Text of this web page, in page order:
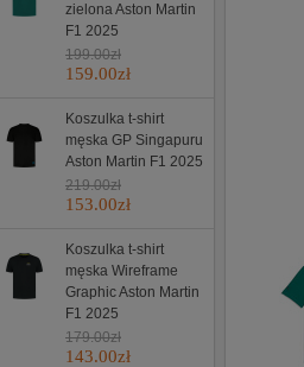
zielona Aston Martin
F1 2025
199.00zł
159.00zł
Koszulka t-shirt
męska GP Singapuru
Aston Martin F1 2025
219.00zł
153.00zł
Koszulka t-shirt
męska Wireframe
Graphic Aston Martin
F1 2025
179.00zł
143.00zł